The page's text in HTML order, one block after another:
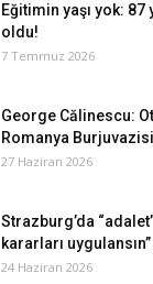
Eğitimin yaşı yok:
oldu!
7 Temmuz 2026
George Călinescu:
Romanya
27 Haziran 2026
Strazburg’da
kararları uygulansın”
24 Haziran 2026